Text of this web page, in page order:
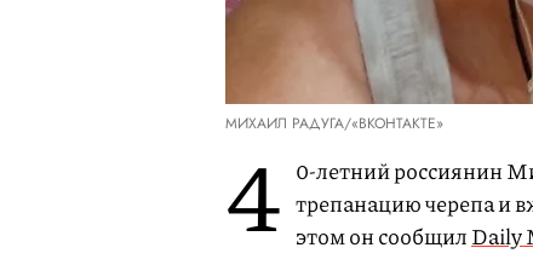
МИХАИЛ РАДУГА/«ВКОНТАКТЕ»
4 0-летний россиянин
трепанацию черепа и
этом он сообщилDaily